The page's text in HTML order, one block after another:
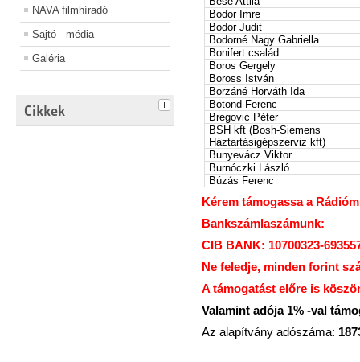
NAVA filmhíradó
Sajtó - média
Galéria
Cikkek
Bodor Imre
Bodor Judit
Bodorné Nagy Gabriella
Bonifert család
Boros Gergely
Boross István
Borzáné Horváth Ida
Botond Ferenc
Bregovic Péter
BSH kft (Bosh-Siemens
Háztartásigépszerviz kft)
Bunyevácz Viktor
Burnóczki László
Búzás Ferenc
Kérem támogassa a
Bankszámlaszámunk:
CIB BANK: 10700323-
Ne feledje, minden forint
A támogatást előre is
Valamint adója 1% -val
Az alapítvány adószáma: